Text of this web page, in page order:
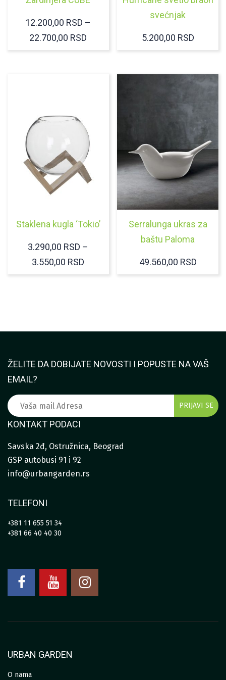
12.200,00 RSD –
22.700,00 RSD
svećnjak
5.200,00 RSD
Staklena kugla ‘Tokio’
3.290,00 RSD –
3.550,00 RSD
Serralunga ukras za
baštu Paloma
49.560,00 RSD
ŽELITE DA DOBIJATE NOVOSTI I POPUSTE NA VAŠ
EMAIL?
KONTAKT PODACI
Savska 2đ, Ostružnica, Beograd
GSP autobusi 91 i 92
info@urbangarden.rs
TELEFONI
+381 11 655 51 34
+381 66 40 40 30
URBAN GARDEN
O nama